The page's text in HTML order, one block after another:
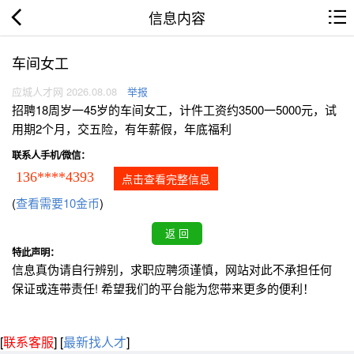
信息内容
车间女工
应城人才网 2026.08.08 举报
招聘18周岁一45岁的车间女工，计件工资约3500一5000元，试
用期2个月，交五险，有年薪假，年底福利
联系人手机/微信：
136****4393 点击查看完整信息
(查看需要10金币)
特此声明：
信息真伪请自行辨别，求职应聘须谨慎，网站对此不承担任何
保证或连带责任! 希望我们的平台能为您带来更多的便利！
[联系客服] [最新找人才]